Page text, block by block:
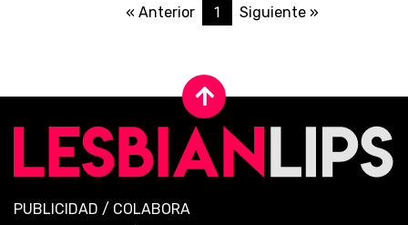
« Anterior 1 Siguiente »
PUBLICIDAD / COLABORA